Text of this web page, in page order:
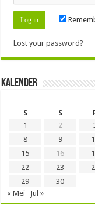
Lost your password?
Kalender
S
S
1
2
8
9
15
16
22
23
29
30
« Mei
Jul »